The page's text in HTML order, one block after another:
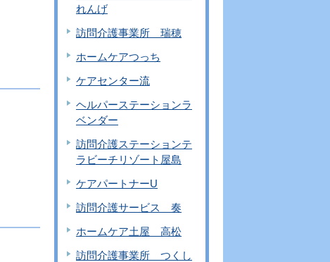
れんげ
訪問介護事業所 瑞穂
ホームケアつっち
ケアセンター流
ヘルパーステーションラ
ベンダー
訪問介護ステーションテ
ラビーチリゾート屋島
ケアパートナーU
訪問介護サービス 奏
ホームケア土屋 高松
訪問介護事業所 つくし